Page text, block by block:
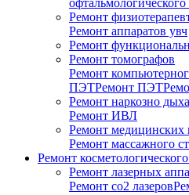
Ремонт
Ремонт аппаратов увч
Ремонт
Ремонт томографов
Ремонт
ПЭТРемонт ПЭТ
Ремонт наркозно
Ремонт ИВЛ
Ремонт медицинских
Ремонт массажного
Ремонт
Ремонт лазерных
Ремонт co2 лазеров